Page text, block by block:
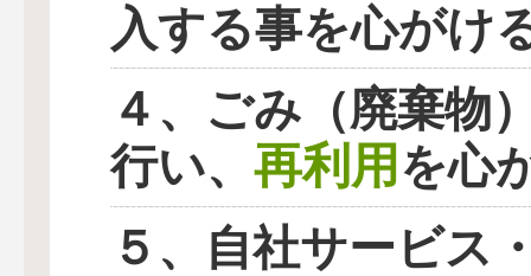
入する事を心がけ
４、ごみ（廃棄物
行い、 再利用を心
５、自社サービス